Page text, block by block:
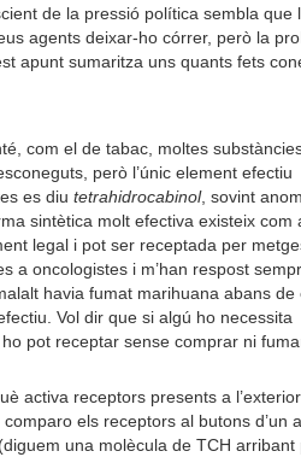
de la pressió política sembla que
agents deixar-ho córrer, però la
apunt sumaritza uns quants fets
com el de tabac, moltes
però l’únic element efectiu
es diu tetrahidrocabinol, sovint
sintètica molt efectiva existeix com
legal i pot ser receptada per
a oncologistes i m’han respost
havia fumat marihuana abans de
Vol dir que si algú ho necessita
pot receptar sense comprar ni
activa receptors presents a
els receptors al butons d’un
una molècula de TCH arribant